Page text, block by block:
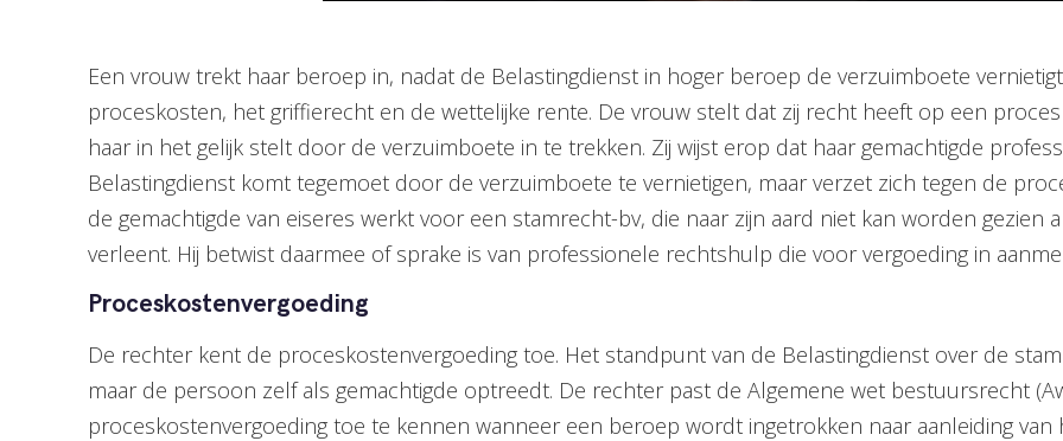
Een vrouw trekt haar beroep in, nadat de Belastingdienst in hoger beroep de verzuimboete
proceskosten, het griffierecht en de wettelijke rente. De vrouw stelt dat zij recht heeft op een
haar in het gelijk stelt door de verzuimboete in te trekken. Zij wijst erop dat haar gemachtigde
Belastingdienst komt tegemoet door de verzuimboete te vernietigen, maar verzet zich tegen de
de gemachtigde van eiseres werkt voor een stamrecht-bv, die naar zijn aard niet kan worden
verleent. Hij betwist daarmee of sprake is van professionele rechtshulp die voor vergoeding in
Proceskostenvergoeding
De rechter kent de proceskostenvergoeding toe. Het standpunt van de Belastingdienst over de
maar de persoon zelf als gemachtigde optreedt. De rechter past de Algemene wet bestuursrecht
proceskostenvergoeding toe te kennen wanneer een beroep wordt ingetrokken naar aanleiding